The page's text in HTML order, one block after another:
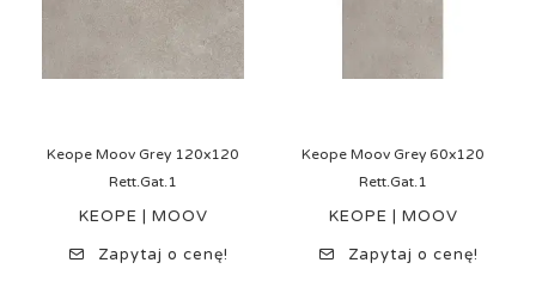
Keope Moov Grey 120x120
Rett.Gat.1
KEOPE | MOOV
Zapytaj o cenę!
Keope Moov Grey 60x120
Rett.Gat.1
KEOPE | MOOV
Zapytaj o cenę!